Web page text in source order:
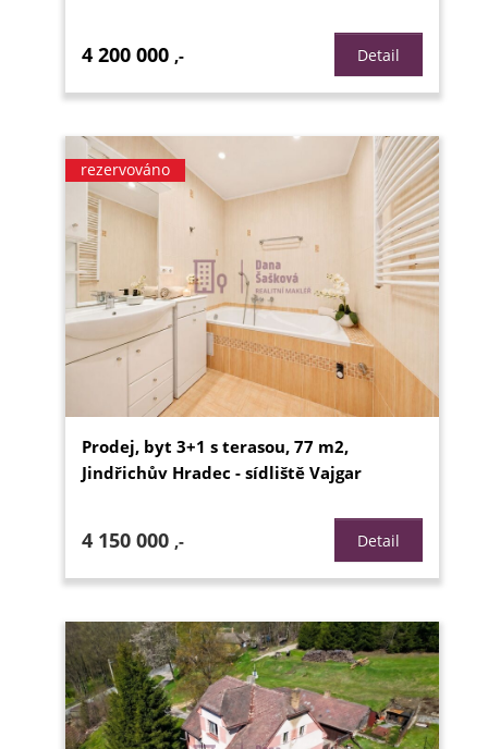
4 200 000 ,- Detail
rezervováno
Prodej, byt 3+1 s terasou, 77 m2,
Jindřichův Hradec - sídliště Vajgar
4 150 000 ,- Detail